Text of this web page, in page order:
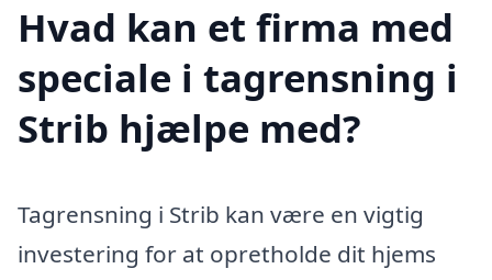
Hvad kan et firma med
speciale i tagrensning i
Strib hjælpe med?
Tagrensning i Strib kan være en vigtig
investering for at opretholde dit hjems